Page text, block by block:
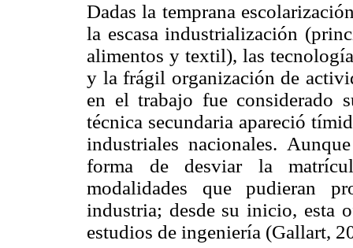
Dadas la temprana
la escasa industrialización
alimentos y textil), las
y la frágil organización de
en el trabajo fue considerado
técnica secundaria apareció
industriales nacionales.
forma de desviar la
modalidades que pudieran
industria; desde su inicio, esta
estudios de ingeniería (Gallart,